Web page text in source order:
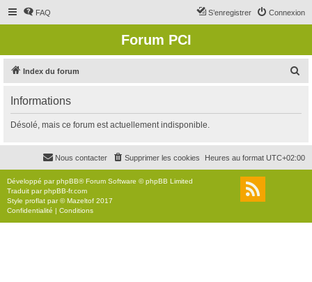
FAQ Connexion
S’enregistrer
Forum PCI
Index du forum
r
c
r
Informations
Désolé, mais ce forum est actuellement indisponible.
Heures au format UTC+02:00
Supprimer les cookies
Nous contacter
Développé parphpBB® Forum Software © phpBB Limited
Traduit parphpBB-fr.com
Style proflat par ©Mazeltof 2017
Confidentialité | Conditions